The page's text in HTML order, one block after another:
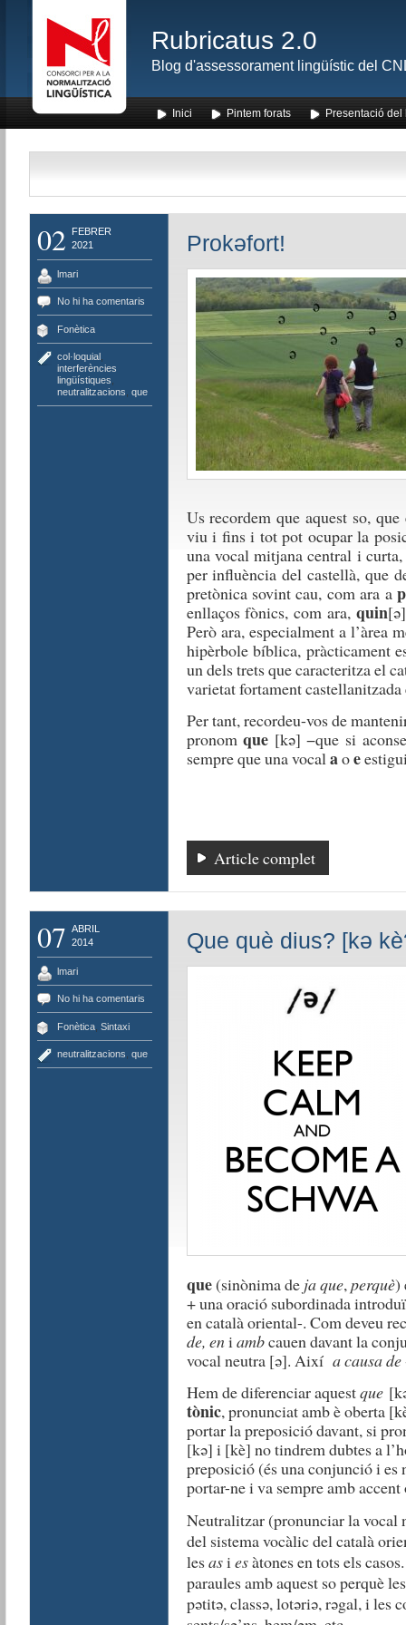
Rubricatus 2.0
Blog d'assessorament lingüístic del
Inici Pintem forats Presentació del
02
FEBRER
2021
lmari
No hi ha comentaris
Fonètica
col·loquial,
interferències
lingüístiques
neutralitzacions que
Prokəfort!
Us recordem que aquest so,
viu i fins i tot pot ocupar la
una vocal mitjana central i
per influència del castellà, que
pretònica sovint cau, com ara a
enllaços fònics, com ara, quin[ə]
Però ara, especialment a l’àrea
hipèrbole bíblica, pràcticament
un dels trets que caracteritza el
varietat fortament
Per tant, recordeu-vos de
pronomque [kə] −que si
sempre que una vocalaoe
Article complet
07 ABRIL
2014
lmari
No hi ha comentaris
Fonètica, Sintaxi
neutralitzacions que
Que què dius? [kə
que(sinònima de ja que,perquè)
+ una oració subordinada
en català oriental-. Com deveu
de, eniambcauen davant la
vocal neutra [ə]. Així a causa
Hem de diferenciar aquestque
tònic, pronunciat amb è oberta
portar la preposició davant, si
[kə] i [kè] no tindrem dubtes a
preposició (és una conjunció i es
portar-ne i va sempre amb accent
Neutralitzar (pronunciar la vocal
del sistema vocàlic del català
lesasiesàtonesen tots els
paraules amb aquest so perquè
pətitə, classə, lotəriə, rəgal, i les